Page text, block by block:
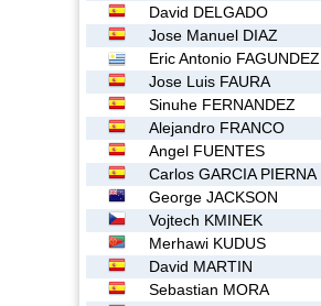
David DELGADO
Jose Manuel DIAZ
Eric Antonio FAGUNDEZ
Jose Luis FAURA
Sinuhe FERNANDEZ
Alejandro FRANCO
Angel FUENTES
Carlos GARCIA PIERNA
George JACKSON
Vojtech KMINEK
Merhawi KUDUS
David MARTIN
Sebastian MORA